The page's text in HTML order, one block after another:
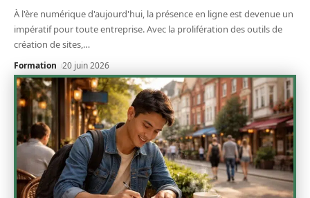
À l'ère numérique d'aujourd'hui, la présence en ligne est devenue un
impératif pour toute entreprise. Avec la prolifération des outils de
création de sites, …
Formation 20 juin 2026